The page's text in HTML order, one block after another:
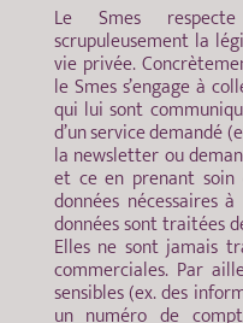
Le Smes
scrupuleusement la
vie privée.
le Smes s’engage à
qui lui sont
d’un service demandé
la newsletter ou
et ce en prenant soin
données nécessaires
données sont traitées
Elles ne sont jamais
commerciales. Par
sensibles (ex. des
un numéro de